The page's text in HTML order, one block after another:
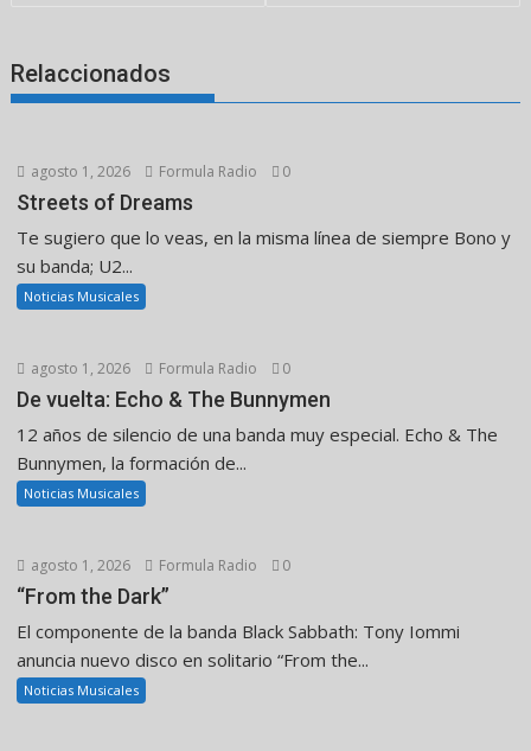
Relaccionados
agosto 1, 2026 Formula Radio 0
Streets of Dreams
Te sugiero que lo veas, en la misma línea de siempre Bono y
su banda; U2...
Noticias Musicales
agosto 1, 2026 Formula Radio 0
De vuelta: Echo & The Bunnymen
12 años de silencio de una banda muy especial. Echo & The
Bunnymen, la formación de...
Noticias Musicales
agosto 1, 2026 Formula Radio 0
“From the Dark”
El componente de la banda Black Sabbath: Tony Iommi
anuncia nuevo disco en solitario “From the...
Noticias Musicales